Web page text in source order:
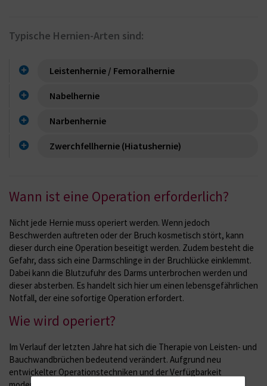
Typische Hernien-Arten sind:
Leistenhernie / Femoralhernie
Nabelhernie
Narbenhernie
Zwerchfellhernie (Hiatushernie)
Wann ist eine Operation erforderlich?
Nicht jede Hernie muss operiert werden. Wenn jedoch
Beschwerden auftreten oder der Bruch kosmetisch stört, kann
dieser durch eine Operation beseitigt werden. Zudem besteht die
Gefahr, dass sich eine Darmschlinge in der Bruchlücke einklemmt.
Dabei kann die Blutzufuhr des Darms unterbrochen werden und
dieser absterben. Es handelt sich hier um einen lebensgefährlichen
Notfall, der eine sofortige Operation erfordert.
Wie wird operiert?
Im Verlauf der letzten Jahre hat sich die Therapie von Leisten- und
Bauchwandbrüchen bedeutend verändert. Aufgrund neu
entwickelter Operationstechniken und der Verfügbarkeit